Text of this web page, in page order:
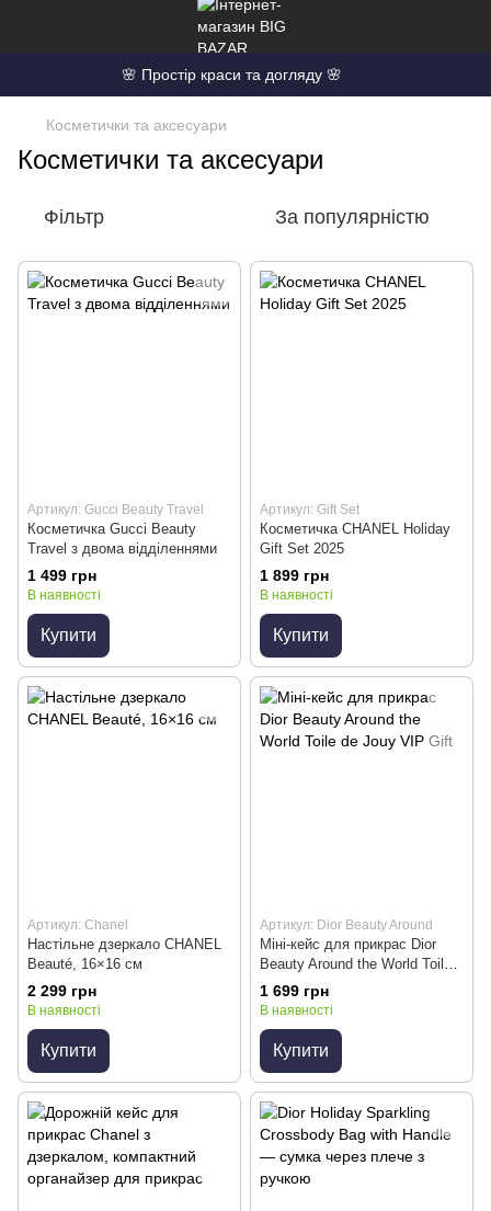
🌸 Простір краси та догляду 🌸
Косметички та аксесуари
Косметички та аксесуари
Фільтр За популярністю
Артикул: Gucci Beauty Travel
Косметичка Gucci Beauty
Travel з двома відділеннями
1 499 грн
В наявності
Купити
Артикул: Gift Set
Косметичка CHANEL Holiday
Gift Set 2025
1 899 грн
В наявності
Купити
Артикул: Chanel
Настільне дзеркало CHANEL
Beauté, 16×16 см
2 299 грн
В наявності
Купити
Артикул: Dior Beauty Around
Міні-кейс для прикрас Dior
Beauty Around the World Toile
de Jouy VIP Gift
1 699 грн
В наявності
Купити